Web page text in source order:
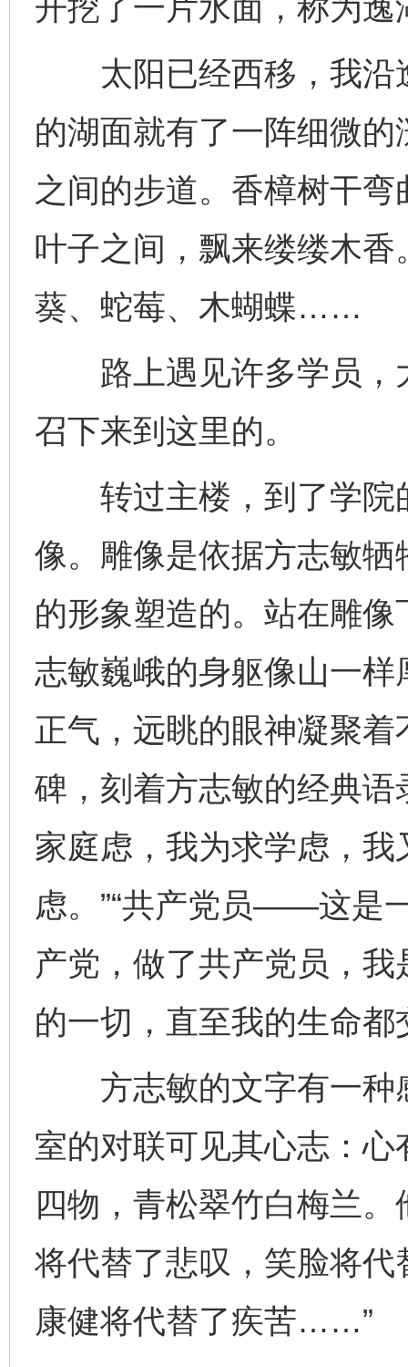
开挖了一片水面，称为逸
太阳已经西移，我沿
的湖面就有了一阵细微
之间的步道。香樟树干
叶子之间，飘来缕缕木
葵、蛇莓、木蝴蝶……
路上遇见许多学员，
召下来到这里的。
转过主楼，到了学院
像。雕像是依据方志敏
的形象塑造的。站在雕
志敏巍峨的身躯像山一
正气，远眺的眼神凝聚
碑，刻着方志敏的经典语
家庭虑，我为求学虑，
虑。”“共产党员——这是
产党，做了共产党员，
的一切，直至我的生命都
方志敏的文字有一种
室的对联可见其心志：
四物，青松翠竹白梅兰
将代替了悲叹，笑脸将
康健将代替了疾苦……”